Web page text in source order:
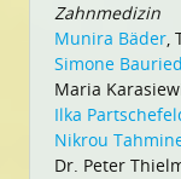
Zahnmedizin
Munira Bäder,
Simone
Maria
Ilka
Nikrou
Dr. Peter